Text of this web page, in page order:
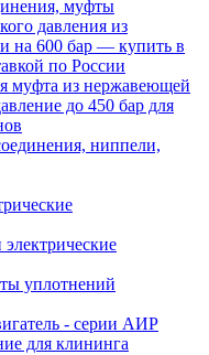
муфты
давления из
на 600 бар — купить в
по России
муфта из нержавеющей
до 450 бар для
ниппели,
уплотнений
- серии АИР
для клининга